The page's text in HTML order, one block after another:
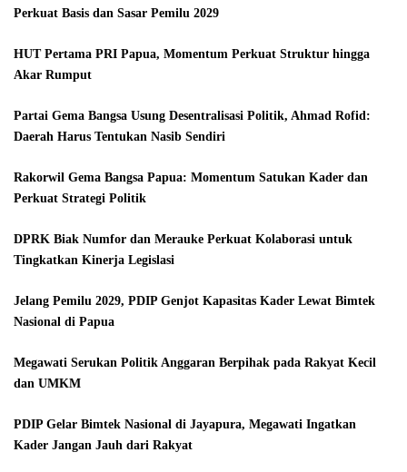
Perkuat Basis dan Sasar Pemilu 2029
HUT Pertama PRI Papua, Momentum Perkuat Struktur hingga
Akar Rumput
Partai Gema Bangsa Usung Desentralisasi Politik, Ahmad Rofid:
Daerah Harus Tentukan Nasib Sendiri
Rakorwil Gema Bangsa Papua: Momentum Satukan Kader dan
Perkuat Strategi Politik
DPRK Biak Numfor dan Merauke Perkuat Kolaborasi untuk
Tingkatkan Kinerja Legislasi
Jelang Pemilu 2029, PDIP Genjot Kapasitas Kader Lewat Bimtek
Nasional di Papua
Megawati Serukan Politik Anggaran Berpihak pada Rakyat Kecil
dan UMKM
PDIP Gelar Bimtek Nasional di Jayapura, Megawati Ingatkan
Kader Jangan Jauh dari Rakyat